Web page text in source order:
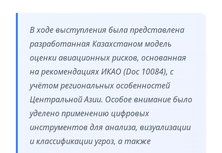
В ходе выступления была представлена
разработанная Казахстаном модель
оценки авиационных рисков, основанная
на рекомендациях ИКАО (Doc 10084), с
учётом региональных особенностей
Центральной Азии. Особое внимание было
уделено применению цифровых
инструментов для анализа, визуализации
и классификации угроз, а также